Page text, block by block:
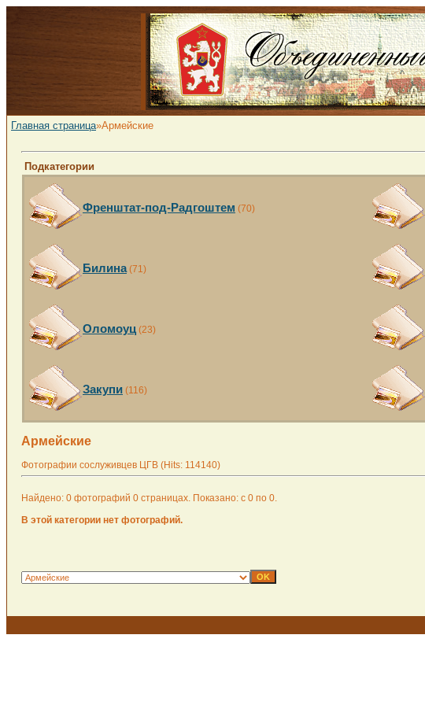
Главная страница»Армейские
Подкатегории
Френштат-под-Радгоштем (70)
Билина(71)
Оломоуц (23)
Закупи (116)
Армейские
Фотографии сослуживцев ЦГВ (Hits: 114140)
Найдено: 0 фотографий 0 страницах. Показано: с 0 по 0.
В этой категории нет фотографий.